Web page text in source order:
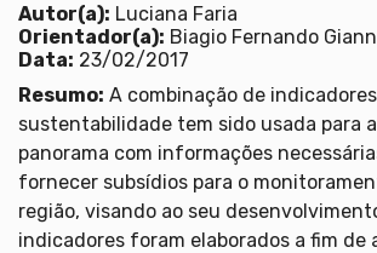
Autor(a): Luciana Faria
Orientador(a): Biagio Fernando
Data: 23/02/2017
Resumo: A combinação de
sustentabilidade tem sido usada para
panorama com informações
fornecer subsídios para o
região, visando ao seu
indicadores foram elaborados a fim de